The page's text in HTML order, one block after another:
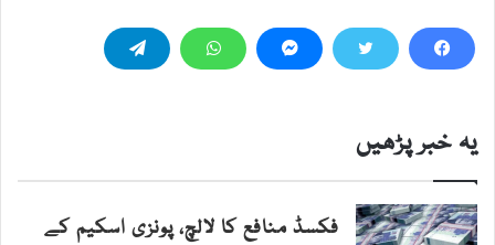
یہ خبر پڑھیں
فکسڈ منافع کا لالچ، پونزی اسکیم کے